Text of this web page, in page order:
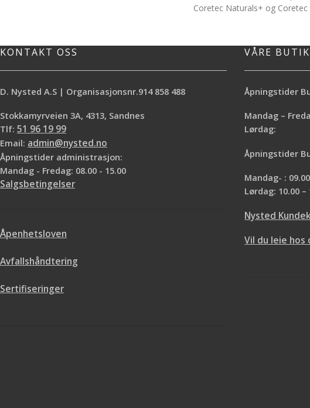
Coretec Naturals+ og Coretec
KONTAKT OSS
D. Nysted A.S | Organisasjonsnr.914 858 488
Stokkamyrveien 3A, 4313, Sandnes
Tlf: 51 96 19 99
Email: admin@nysted.no
Åpningstider administrasjon:
Mandag - Fredag: 08.00 - 15.00
Salgsbetingelser
Åpenhetsloven
Avfallshåndtering
Sertifiseringer
VÅRE
Åpningstider
Mandag –
Lørdag:
Åpningstider
Mandag- :
Lørdag: 10.00 –
Nysted
Vil du leie hos